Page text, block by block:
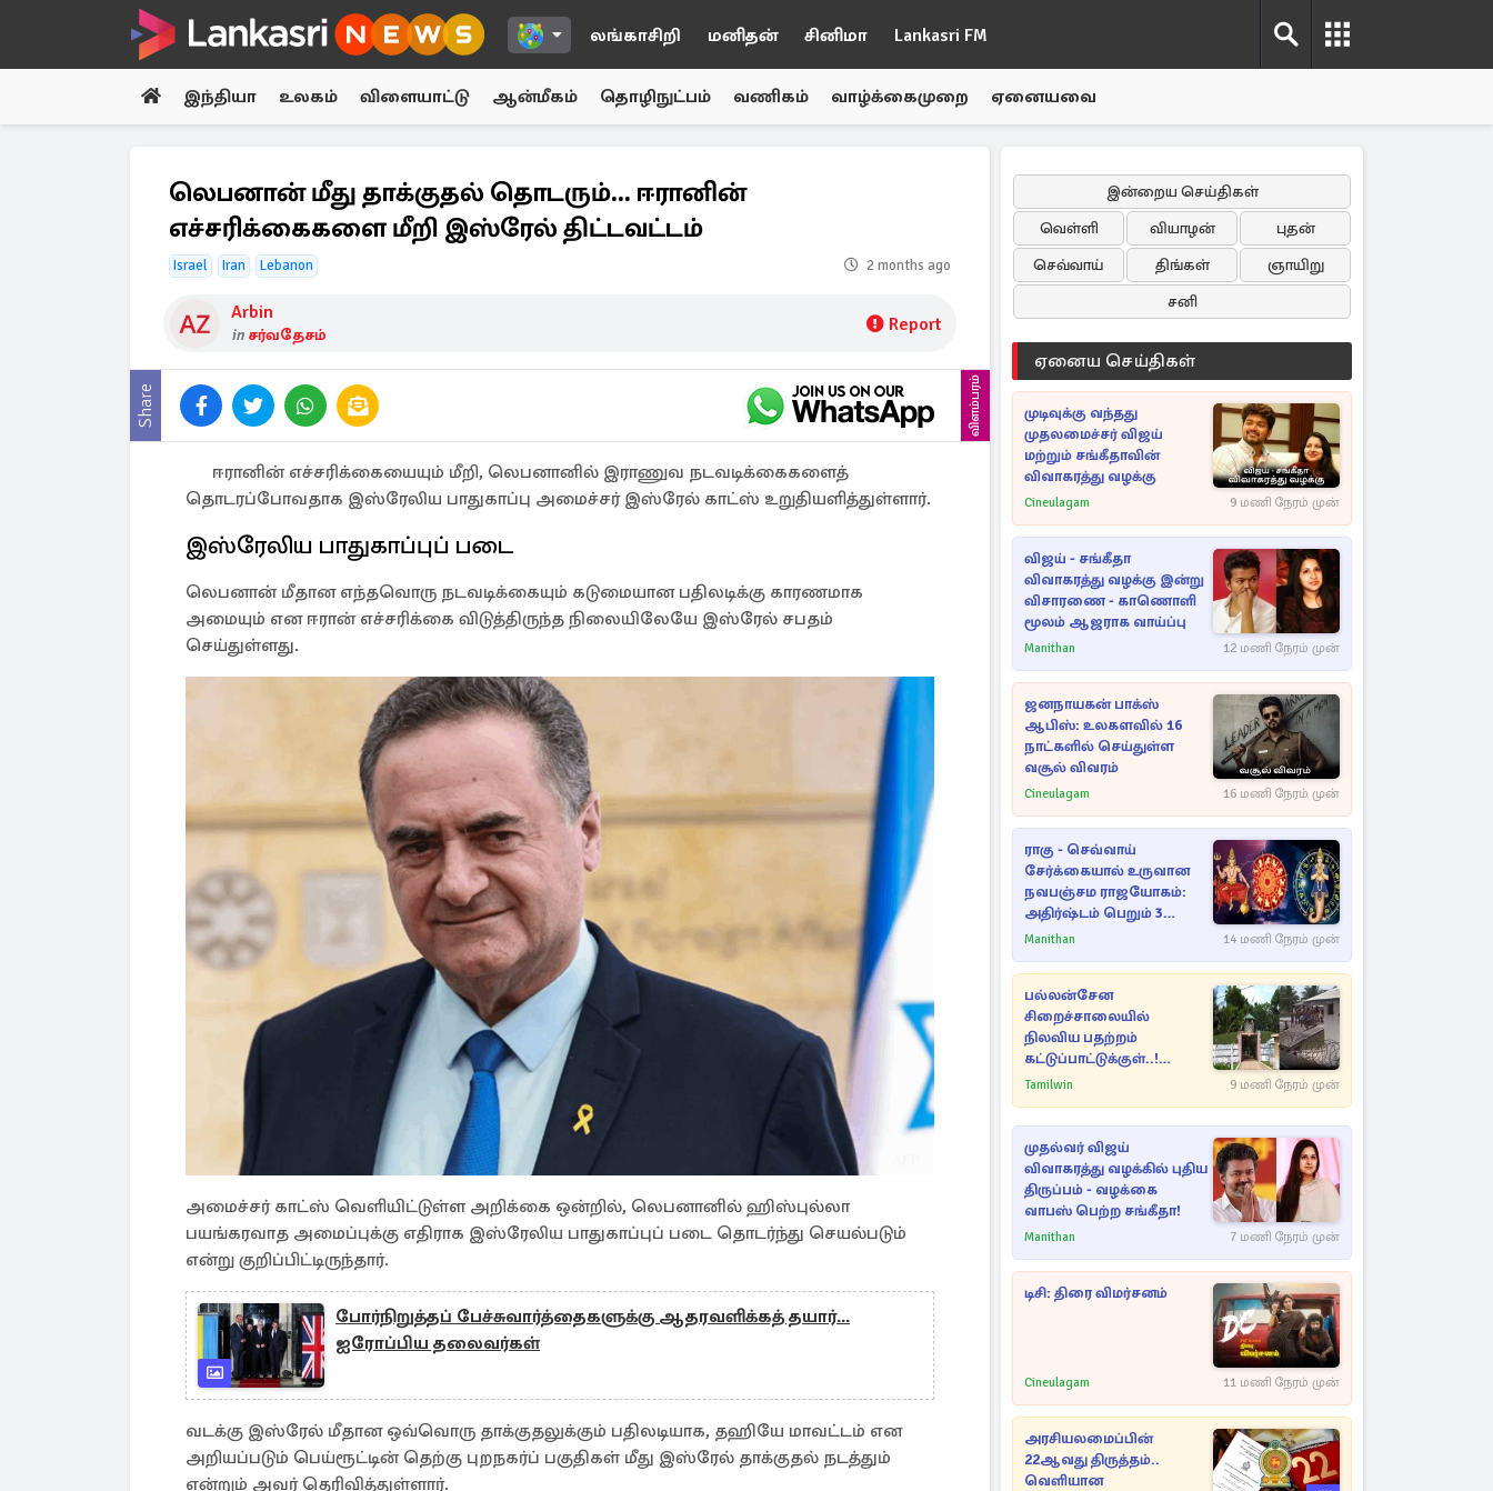
லங்காசிறி மனிதன் சினிமா Lankasri FM
இந்தியா உலகம் விளையாட்டு ஆன்மீகம் தொழிநுட்பம் வணிகம் வாழ்க்கைமுறை ஏனையவை
லெபனான் மீது தாக்குதல் தொடரும்... ஈரானின்
எச்சரிக்கைகளை மீறி இஸ்ரேல் திட்டவட்டம்
Israel Iran Lebanon 2 months ago
Arbin
in சர்வதேசம் Report
Share விளம்பரம்
ஈரானின் எச்சரிக்கையையும் மீறி, லெபனானில் இராணுவ நடவடிக்கைகளைத்
தொடரப்போவதாக இஸ்ரேலிய பாதுகாப்பு அமைச்சர் இஸ்ரேல் காட்ஸ் உறுதியளித்துள்ளார்.
இஸ்ரேலிய பாதுகாப்புப் படை
லெபனான் மீதான எந்தவொரு நடவடிக்கையும் கடுமையான பதிலடிக்கு காரணமாக
அமையும் என ஈரான் எச்சரிக்கை விடுத்திருந்த நிலையிலேயே இஸ்ரேல் சபதம்
செய்துள்ளது.
அமைச்சர் காட்ஸ் வெளியிட்டுள்ள அறிக்கை ஒன்றில், லெபனானில் ஹிஸ்புல்லா
பயங்கரவாத அமைப்புக்கு எதிராக இஸ்ரேலிய பாதுகாப்புப் படை தொடர்ந்து செயல்படும்
என்று குறிப்பிட்டிருந்தார்.
போர்நிறுத்தப் பேச்சுவார்த்தைகளுக்கு ஆதரவளிக்கத் தயார்...
ஐரோப்பிய தலைவர்கள்
வடக்கு இஸ்ரேல் மீதான ஒவ்வொரு தாக்குதலுக்கும் பதிலடியாக, தஹியே மாவட்டம் என
அறியப்படும் பெய்ரூட்டின் தெற்கு புறநகர்ப் பகுதிகள் மீது இஸ்ரேல் தாக்குதல் நடத்தும்
என்றும் அவர் தெரிவித்துள்ளார்.
இன்றைய செய்திகள்
வெள்ளி
வியாழன்
புதன்
செவ்வாய்
திங்கள்
ஞாயிறு
சனி
ஏனைய செய்திகள்
முடிவுக்கு வந்தது
முதலமைச்சர் விஜய்
மற்றும் சங்கீதாவின்
விவாகரத்து வழக்கு
Cineulagam 9 மணி நேரம் முன்
விஜய் - சங்கீதா
விவாகரத்து வழக்கு இன்று
விசாரணை - காணொளி
மூலம் ஆஜராக வாய்ப்பு
Manithan 12 மணி நேரம் முன்
ஜனநாயகன் பாக்ஸ்
ஆபிஸ்: உலகளவில் 16
நாட்களில் செய்துள்ள
வசூல் விவரம்
Cineulagam 16 மணி நேரம் முன்
ராகு - செவ்வாய்
சேர்க்கையால் உருவான
நவபஞ்சம ராஜயோகம்:
அதிர்ஷ்டம் பெறும் 3
ராசிகள்!
Manithan 14 மணி நேரம் முன்
பல்லன்சேன
சிறைச்சாலையில்
நிலவிய பதற்றம்
கட்டுப்பாட்டுக்குள்..!
அதிரடியாக களமிறங்கிய
Tamilwin 9 மணி நேரம் முன்
முதல்வர் விஜய்
விவாகரத்து வழக்கில் புதிய
திருப்பம் - வழக்கை
வாபஸ் பெற்ற சங்கீதா!
Manithan 7 மணி நேரம் முன்
டிசி: திரை விமர்சனம்
Cineulagam 11 மணி நேரம் முன்
அரசியலமைப்பின்
22ஆவது திருத்தம்..
வெளியான